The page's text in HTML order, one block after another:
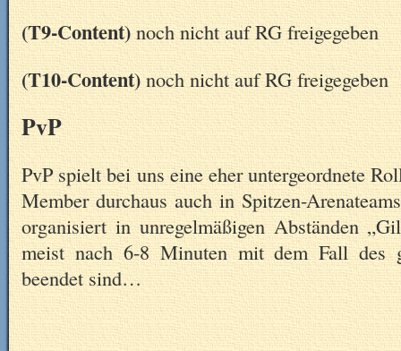
(T9-Content)noch nicht auf RG freigegeben
(T10-Content) noch nicht auf RG freigegeben
PvP
PvP spielt bei uns eine eher untergeordnete
Member durchaus auch in Spitzen-
organisiert in unregelmäßigen Abständen
meist nach 6-8 Minuten mit dem Fall des
beendet sind…